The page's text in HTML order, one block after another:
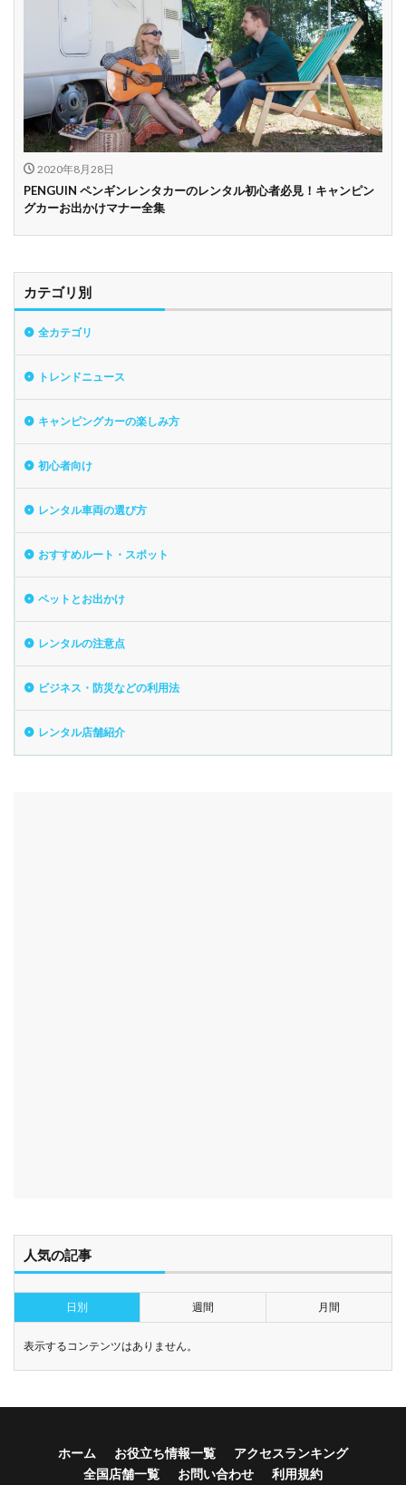
2020年8月28日
PENGUIN ペンギンレンタカーのレンタル初心者必見！キャンピン
グカーお出かけマナー全集
カテゴリ別
全カテゴリ
トレンドニュース
キャンピングカーの楽しみ方
初心者向け
レンタル車両の選び方
おすすめルート・スポット
ペットとお出かけ
レンタルの注意点
ビジネス・防災などの利用法
レンタル店舗紹介
人気の記事
日別 週間 月間
表示するコンテンツはありません。
ホーム お役立ち情報一覧
アクセスランキング
全国店舗一覧
お問い合わせ 利用規約